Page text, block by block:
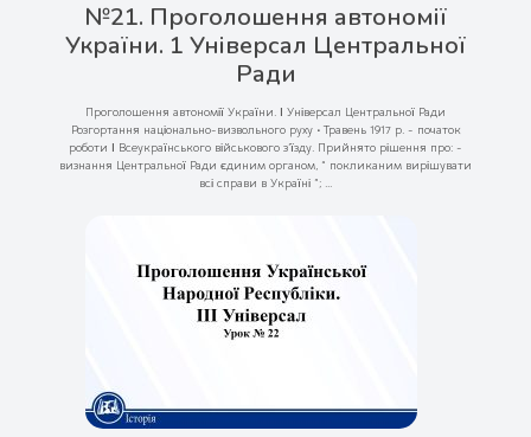
№21. Проголошення автономії
України. 1 Універсал Центральної
Ради
Проголошення автономії України. І Універсал Центральної Ради
Розгортання національно-визвольного руху • Травень 1917 р. - початок
роботи І Всеукраїнського військового з’їзду. Прийнято рішення про: -
визнання Центральної Ради єдиним органом, “ покликаним вирішувати
всі справи в Україні ”; ...